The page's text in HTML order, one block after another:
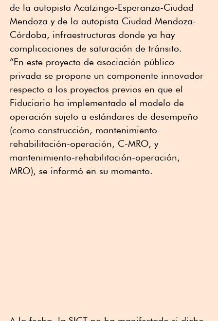
de la autopista Acatzingo-Esperanza-Ciudad
Mendoza y de la autopista Ciudad Mendoza-
Córdoba, infraestructuras donde ya hay
complicaciones de saturación de tránsito.
“En este proyecto de asociación público-
privada se propone un componente innovador
respecto a los proyectos previos en que el
Fiduciario ha implementado el modelo de
operación sujeto a estándares de desempeño
(como construcción, mantenimiento-
rehabilitación-operación, C-MRO, y
mantenimiento-rehabilitación-operación,
MRO), se informó en su momento.